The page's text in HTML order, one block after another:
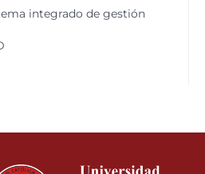
integrado de gestión